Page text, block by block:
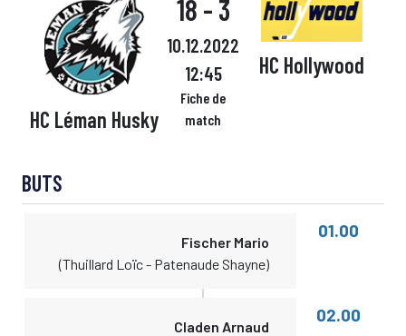
HC Léman Husky
18 - 3
10.12.2022
12:45
Fiche de
match
HC Hollywood
BUTS
Fischer Mario
(Thuillard Loïc - Patenaude Shayne)
01.00
Claden Arnaud
02.00